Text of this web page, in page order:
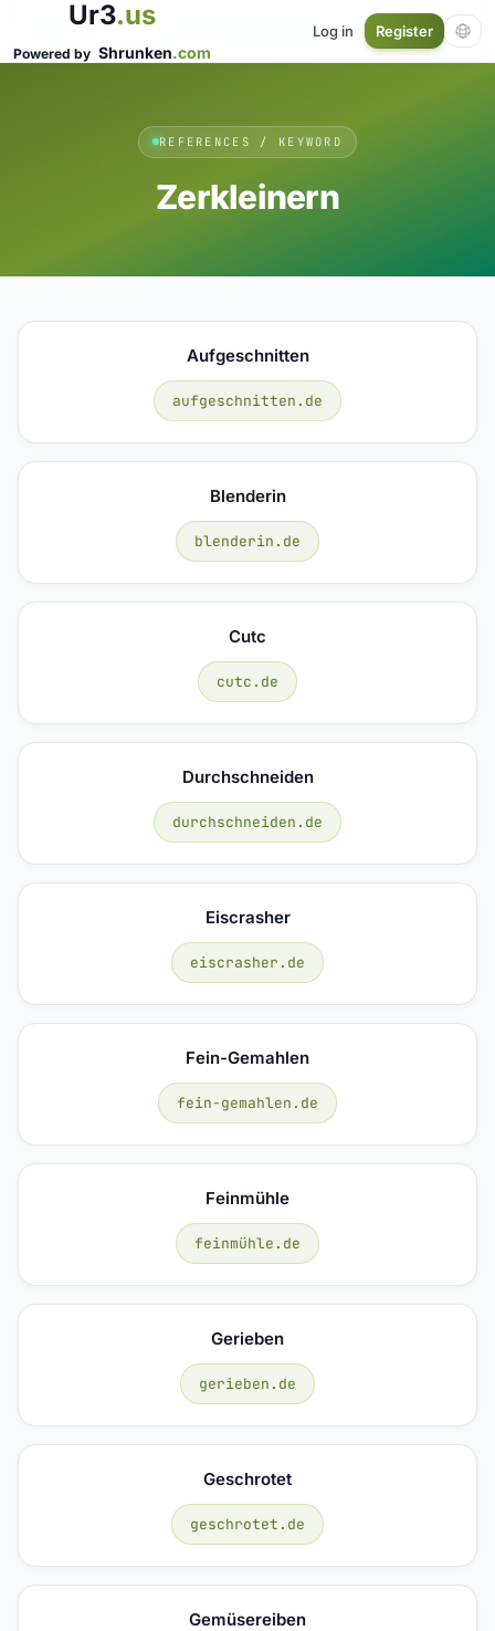
Ur3.us
Powered by Shrunken.com
Log in Register
REFERENCES / KEYWORD
Zerkleinern
Aufgeschnitten
aufgeschnitten.de
Blenderin
blenderin.de
Cutc
cutc.de
Durchschneiden
durchschneiden.de
Eiscrasher
eiscrasher.de
Fein-Gemahlen
fein-gemahlen.de
Feinmühle
feinmühle.de
Gerieben
gerieben.de
Geschrotet
geschrotet.de
Gemüsereiben